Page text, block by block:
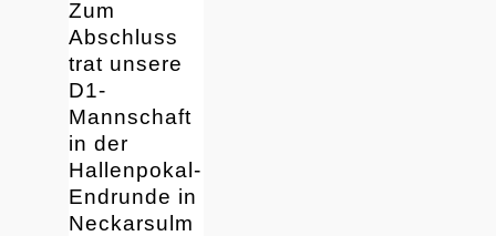
Zum
Abschluss
trat unsere
D1-
Mannschaft
in der
Hallenpokal-
Endrunde in
Neckarsulm